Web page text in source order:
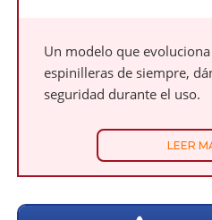
Un modelo que
espinilleras de siempre,
seguridad durante el uso.
LEER